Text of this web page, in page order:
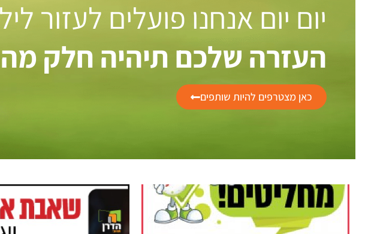
יום יום אנחנו פועלים לעזור
העזרה שלכם תיהיה חלק
כאן מצטרפים להיות שותפים